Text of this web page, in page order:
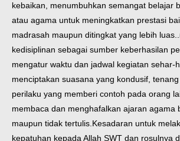
kebaikan, menumbuhkan semangat belajar
atau agama untuk meningkatkan prestasi
madrasah maupun ditingkat yang lebih
kedisiplinan sebagai sumber keberhasilan
mengatur waktu dan jadwal kegiatan sehar-
menciptakan suasana yang kondusif,
perilaku yang memberi contoh pada orang
membaca dan menghafalkan ajaran agama
maupun tidak tertulis.Kesadaran untuk
kepatuhan kepada Allah SWT dan rosulnya